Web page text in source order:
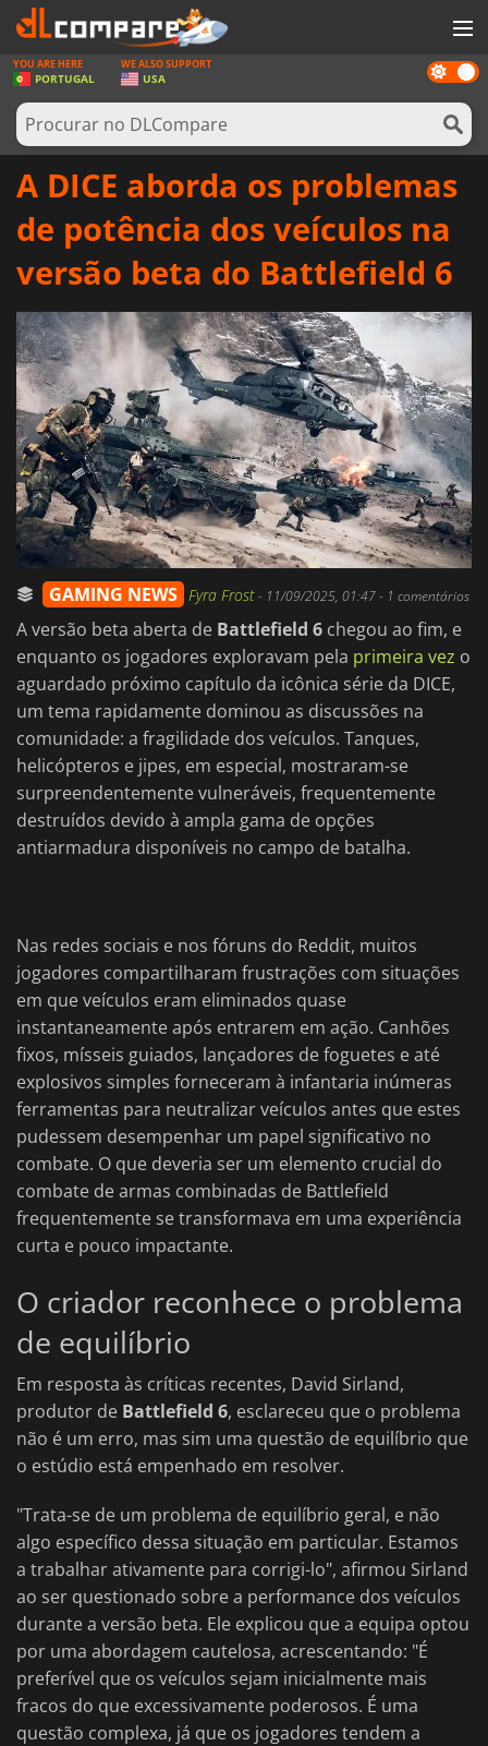
JOGOS
GAME CARDS
SOFTWARE
HARDWARE
ENTRAR OU REGISTAR
Dark
mode
YOU ARE HERE
PORTUGAL
WE ALSO SUPPORT
USA
A DICE aborda os problemas
de potência dos veículos na
versão beta do Battlefield 6
GAMING NEWS Fyra Frost- 11/09/2025, 01:47- 1 comentários
A versão beta aberta de Battlefield 6 chegou ao fim, e
enquanto os jogadores exploravam pela primeira vez o
aguardado próximo capítulo da icônica série da DICE,
um tema rapidamente dominou as discussões na
comunidade: a fragilidade dos veículos. Tanques,
helicópteros e jipes, em especial, mostraram-se
surpreendentemente vulneráveis, frequentemente
destruídos devido à ampla gama de opções
antiarmadura disponíveis no campo de batalha.
Nas redes sociais e nos fóruns do Reddit, muitos
jogadores compartilharam frustrações com situações
em que veículos eram eliminados quase
instantaneamente após entrarem em ação. Canhões
fixos, mísseis guiados, lançadores de foguetes e até
explosivos simples forneceram à infantaria inúmeras
ferramentas para neutralizar veículos antes que estes
pudessem desempenhar um papel significativo no
combate. O que deveria ser um elemento crucial do
combate de armas combinadas de Battlefield
frequentemente se transformava em uma experiência
curta e pouco impactante.
O criador reconhece o problema
de equilíbrio
Em resposta às críticas recentes, David Sirland,
produtor de Battlefield 6, esclareceu que o problema
não é um erro, mas sim uma questão de equilíbrio que
o estúdio está empenhado em resolver.
"Trata-se de um problema de equilíbrio geral, e não
algo específico dessa situação em particular. Estamos
a trabalhar ativamente para corrigi-lo", afirmou Sirland
ao ser questionado sobre a performance dos veículos
durante a versão beta. Ele explicou que a equipa optou
por uma abordagem cautelosa, acrescentando: "É
preferível que os veículos sejam inicialmente mais
fracos do que excessivamente poderosos. É uma
questão complexa, já que os jogadores tendem a